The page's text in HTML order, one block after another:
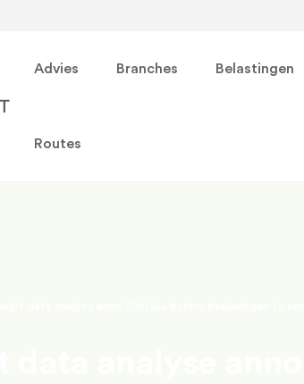
Advies Branches Belastingen
Routes